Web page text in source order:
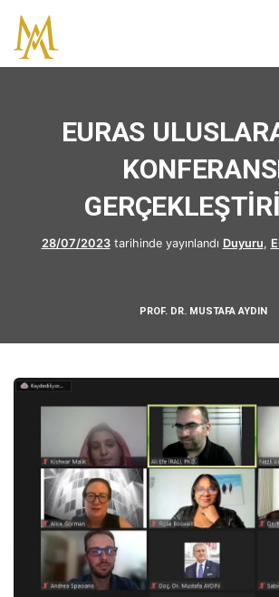
EURAS
28/07/2023tarihinde yayınlandı Duyuru,
PROF. DR. MUSTAFA AYDIN